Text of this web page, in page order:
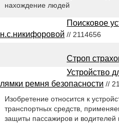
нахождение людей
Поисковое
н.с.никифоровой // 2114656
Строп
Устройство
лямки ремня безопасности //
Изобретение относится к
транспортных средств,
защиты пассажиров и водителей